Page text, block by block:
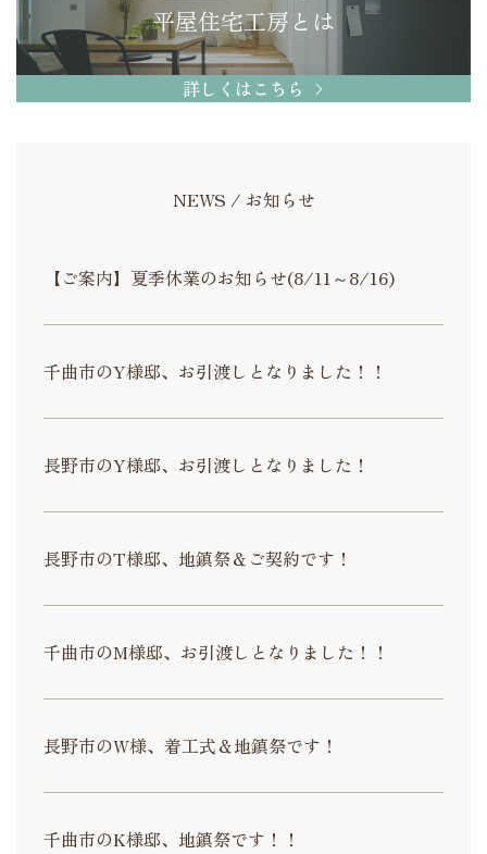
平屋住宅工房とは
詳しくはこちら
NEWS / お知らせ
【ご案内】夏季休業のお知らせ(8/11～8/16)
千曲市のY様邸、お引渡しとなりました！！
長野市のY様邸、お引渡しとなりました！
長野市のT様邸、地鎮祭＆ご契約です！
千曲市のM様邸、お引渡しとなりました！！
長野市のW様、着工式＆地鎮祭です！
千曲市のK様邸、地鎮祭です！！